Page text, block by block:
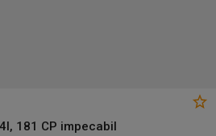
181 CP impecabil